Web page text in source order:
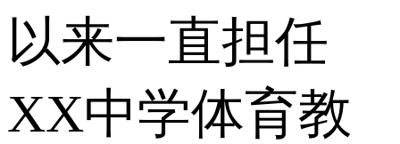
以来一直担任
XX中学体育教